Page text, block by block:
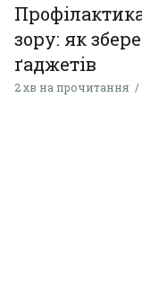
зору: як
ґаджетів
2 хв на прочитання